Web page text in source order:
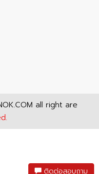
all right are
ติดต่อสอบถาม